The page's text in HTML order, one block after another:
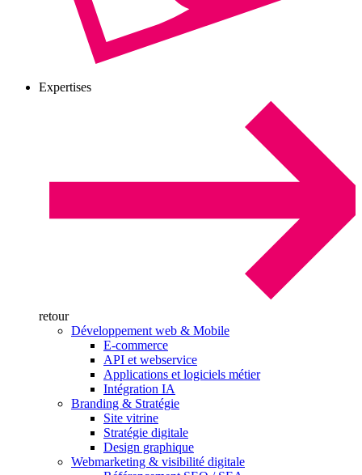
Expertises
retour
Développement web & Mobile
E-commerce
API et webservice
Applications et logiciels métier
Intégration IA
Branding & Stratégie
Site vitrine
Stratégie digitale
Design graphique
Webmarketing & visibilité digitale